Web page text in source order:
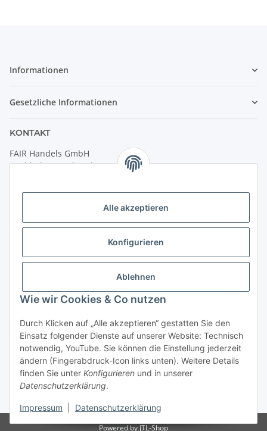
Alle akzeptieren
Konfigurieren
Ablehnen
Wie wir Cookies & Co nutzen
Durch Klicken auf „Alle akzeptieren“ gestatten Sie den
Einsatz folgender Dienste auf unserer Website: Technisch
notwendig, YouTube. Sie können die Einstellung jederzeit
ändern (Fingerabdruck-Icon links unten). Weitere Details
finden Sie unter Konfigurieren und in unserer
Datenschutzerklärung.
Impressum Datenschutzerklärung
Informationen
Gesetzliche Informationen
KONTAKT
FAIR Handels GmbH
(Weltladen Innsbruck)
6020 Innsbruck
Öffnungszeiten:
Vertrag widerrufen
Powered byJTL-Shop